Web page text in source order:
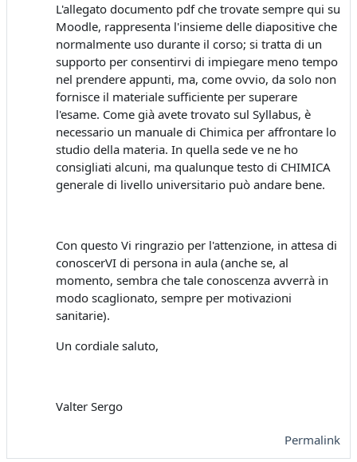
L'allegato documento pdf che trovate sempre qui su
Moodle, rappresenta l'insieme delle diapositive che
normalmente uso durante il corso; si tratta di un
supporto per consentirvi di impiegare meno tempo
nel prendere appunti, ma, come ovvio, da solo non
fornisce il materiale sufficiente per superare
l'esame. Come già avete trovato sul Syllabus, è
necessario un manuale di Chimica per affrontare lo
studio della materia. In quella sede ve ne ho
consigliati alcuni, ma qualunque testo di CHIMICA
generale di livello universitario può andare bene.
Con questo Vi ringrazio per l'attenzione, in attesa di
conoscerVI di persona in aula (anche se, al
momento, sembra che tale conoscenza avverrà in
modo scaglionato, sempre per motivazioni
sanitarie).
Un cordiale saluto,
Valter Sergo
Permalink